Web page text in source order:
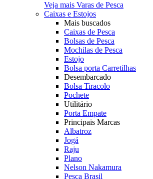
Veja mais Varas de Pesca
Caixas e Estojos
Mais buscados
Caixas de Pesca
Bolsas de Pesca
Mochilas de Pesca
Estojo
Bolsa porta Carretilhas
Desembarcado
Bolsa Tiracolo
Pochete
Utilitário
Porta Empate
Principais Marcas
Albatroz
Jogá
Raju
Plano
Nelson Nakamura
Pesca Brasil